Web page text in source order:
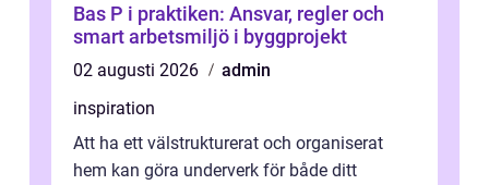
Bas P i praktiken: Ansvar, regler och
smart arbetsmiljö i byggprojekt
02 augusti 2026
admin
inspiration
Att ha ett välstrukturerat och organiserat
hem kan göra underverk för både ditt